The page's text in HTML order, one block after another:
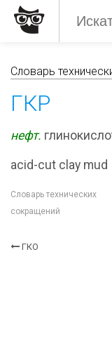
Словарь
ГКР
нефт.
acid-cut clay mud
Словарь технических
сокращений
ГКО